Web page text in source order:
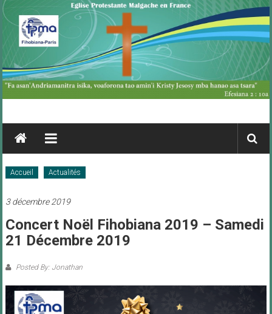
Skip
to
content
FPMA
Fihobiana
Paris
Accueil Actualités
3 décembre 2019
Concert Noël Fihobiana 2019 – Samedi
21 Décembre 2019
Posted By: Jonathan